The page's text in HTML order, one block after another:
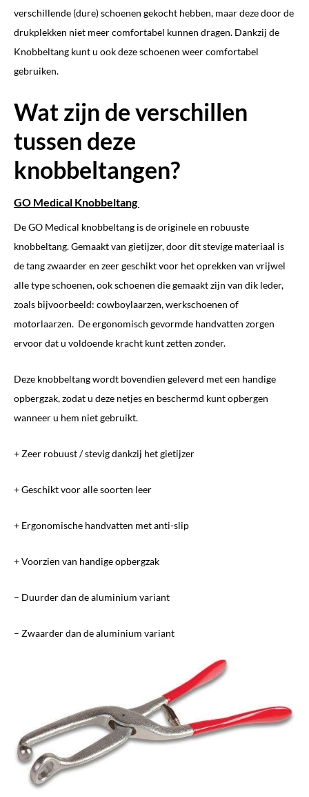
verschillende (dure) schoenen gekocht hebben, maar deze door de
drukplekken niet meer comfortabel kunnen dragen. Dankzij de
Knobbeltang kunt u ook deze schoenen weer comfortabel
gebruiken.
Wat zijn de verschillen
tussen deze
knobbeltangen?
GO Medical Knobbeltang
De GO Medical knobbeltang is de originele en robuuste
knobbeltang. Gemaakt van gietijzer, door dit stevige materiaal is
de tang zwaarder en zeer geschikt voor het oprekken van vrijwel
alle type schoenen, ook schoenen die gemaakt zijn van dik leder,
zoals bijvoorbeeld: cowboylaarzen, werkschoenen of
motorlaarzen. De ergonomisch gevormde handvatten zorgen
ervoor dat u voldoende kracht kunt zetten zonder.
Deze knobbeltang wordt bovendien geleverd met een handige
opbergzak, zodat u deze netjes en beschermd kunt opbergen
wanneer u hem niet gebruikt.
+ Zeer robuust / stevig dankzij het gietijzer
+ Geschikt voor alle soorten leer
+ Ergonomische handvatten met anti-slip
+ Voorzien van handige opbergzak
– Duurder dan de aluminium variant
– Zwaarder dan de aluminium variant